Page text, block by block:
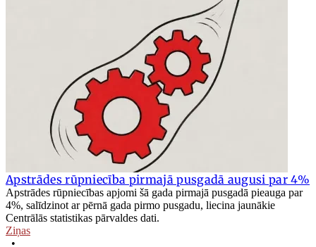
Apstrādes rūpniecība pirmajā pusgadā augusi par 4%
Apstrādes rūpniecības apjomi šā gada pirmajā pusgadā pieauga par
4%, salīdzinot ar pērnā gada pirmo pusgadu, liecina jaunākie
Centrālās statistikas pārvaldes dati.
Ziņas
•